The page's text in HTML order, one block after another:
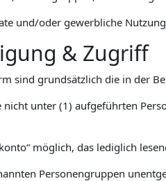
und/oder gewerbliche
& Zugriff
sind grundsätzlich die in der
unter (1) aufgeführten
möglich, das lediglich
Personengruppen